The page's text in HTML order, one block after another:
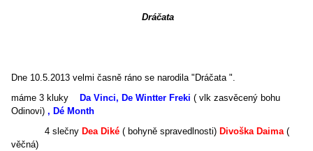
Dráčata
Dne 10.5.2013 velmi časně ráno se narodila "Dráčata ".
máme 3 kluky
Da Vinci, De Wintter Freki ( vlk zasvěcený bohu
Odinovi) , Dé Month
4 slečny Dea Diké ( bohyně spravedlnosti) Divoška Daima(
věčná)